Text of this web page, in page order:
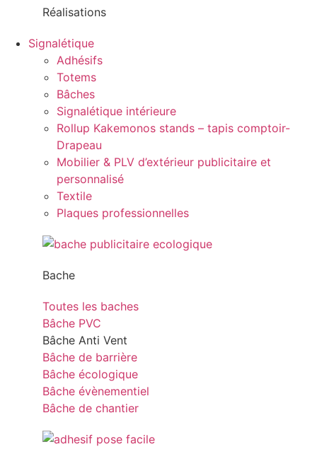
Réalisations
Signalétique
Adhésifs
Totems
Bâches
Signalétique intérieure
Rollup Kakemonos stands – tapis comptoir-
Drapeau
Mobilier & PLV d’extérieur publicitaire et
personnalisé
Textile
Plaques professionnelles
Bache
Toutes les baches
Bâche PVC
Bâche Anti Vent
Bâche de barrière
Bâche écologique
Bâche évènementiel
Bâche de chantier